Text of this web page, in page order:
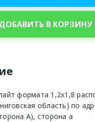
В КОРЗИНУ
формата 1,2х1,8
область) по
А), сторона а